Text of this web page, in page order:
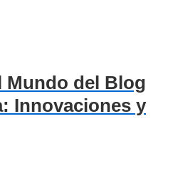
Mundo del Blog
Innovaciones y